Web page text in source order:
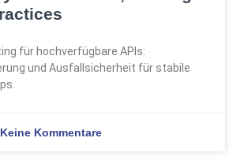
für hochverfügbare APIs:
und Ausfallsicherheit für stabile
Keine Kommentare